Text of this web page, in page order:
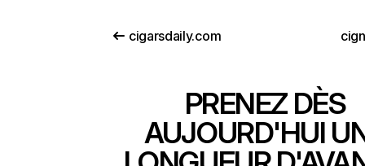
cigarsdaily.com
PRENEZ DÈS
AUJOURD'HUI